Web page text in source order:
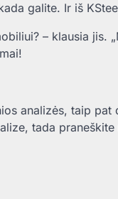
galite. Ir iš
– klausia jis.
analizės, taip
tada